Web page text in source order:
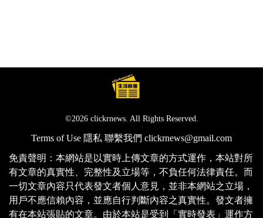
©2026 clickrnews. All Rights Reserved.
Terms of Use 隱私 聯繫我們 clickrnews@gmail.com
免責聲明：本網站是以實時上傳文章的方式運作，本站對所
有文章的真實性、完整性及立場等，不負任何法律責任。而
一切文章內容只代表發文者個人意見，並非本網站之立場，
用戶不應信賴內容，並應自行判斷內容之真實性。發文者擁
有在本站張貼的文章。由於本站是受到「實時發表」運作方